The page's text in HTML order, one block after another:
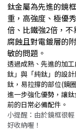
鈦金屬為先進的鏡
重，高強度、極優
倍、比鐵強2倍，
腐蝕且對電鍍層的
敏的問題。
透過成熟、先進的加
鈦」與「純鈦」的設
鈦，易拉撐的部位(鏡
進一步強化優勢，讓
前的日常必備配件。
小提醒：由於鏡框很
好收納喔！